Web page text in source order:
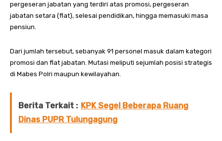
pergeseran jabatan yang terdiri atas promosi, pergeseran
jabatan setara (flat), selesai pendidikan, hingga memasuki masa
pensiun.
Dari jumlah tersebut, sebanyak 91 personel masuk dalam kategori
promosi dan flat jabatan. Mutasi meliputi sejumlah posisi strategis
di Mabes Polri maupun kewilayahan.
Berita Terkait : KPK Segel Beberapa Ruang
Dinas PUPR Tulungagung